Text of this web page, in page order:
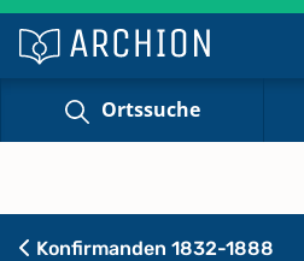
Ortssuche
Konfirmanden 1832-1888